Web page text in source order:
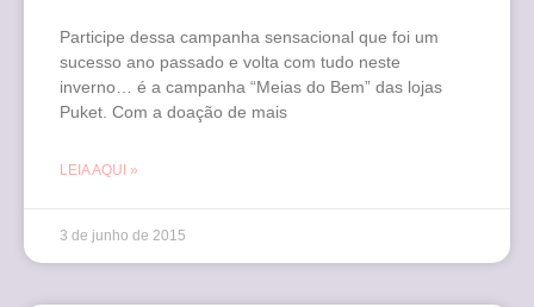
Participe dessa campanha sensacional que foi um
sucesso ano passado e volta com tudo neste
inverno… é a campanha “Meias do Bem” das lojas
Puket. Com a doação de mais
LEIA AQUI »
3 de junho de 2015